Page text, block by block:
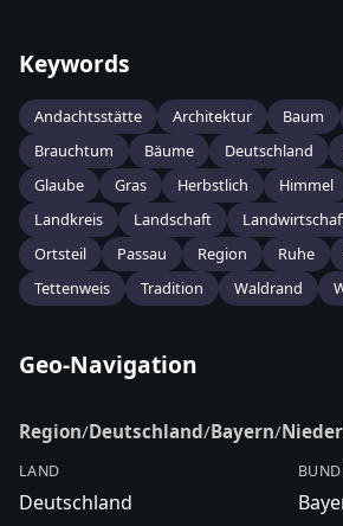
Keywords
Andachtsstätte Architektur Baum
Brauchtum
Bäume Deutschland
Glaube
Gras Herbstlich Himmel
Landkreis
Landschaft
Ortsteil
Passau Region Ruhe
Tettenweis
Tradition Waldrand
Geo-Navigation
Region/Deutschland/Bayern/
LAND
Deutschland